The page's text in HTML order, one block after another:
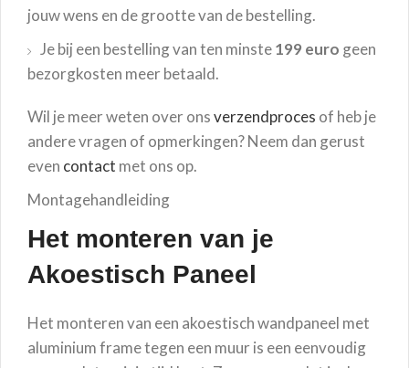
jouw wens en de grootte van de bestelling.
Je bij een bestelling van ten minste199 euro geen
bezorgkosten meer betaald.
Wil je meer weten over onsverzendproces of heb je
andere vragen of opmerkingen? Neem dan gerust
even contact met ons op.
Montagehandleiding
Het monteren van je
Akoestisch Paneel
Het monteren van een akoestisch wandpaneel met
aluminium frame tegen een muur is een eenvoudig